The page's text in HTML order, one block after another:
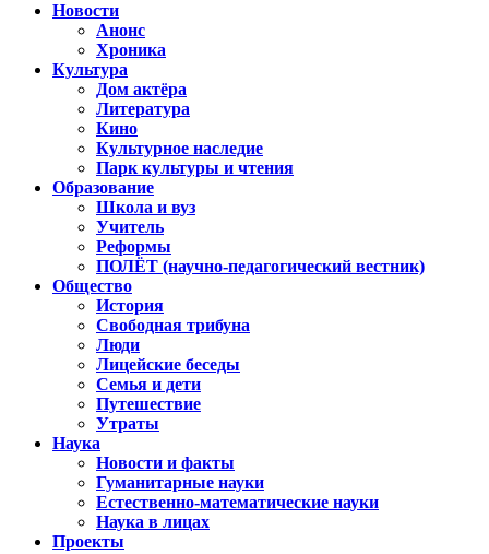
Новости
Анонс
Хроника
Культура
Дом актёра
Литература
Кино
Культурное наследие
Парк культуры и чтения
Образование
Школа и вуз
Учитель
Реформы
ПОЛЁТ (научно-педагогический вестник)
Общество
История
Свободная трибуна
Люди
Лицейские беседы
Семья и дети
Путешествие
Утраты
Наука
Новости и факты
Гуманитарные науки
Естественно-математические науки
Наука в лицах
Проекты